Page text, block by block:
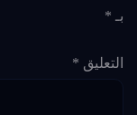
بـ *
التعليق *